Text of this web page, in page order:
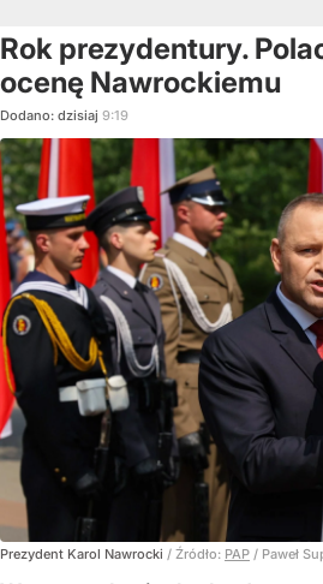
Rok prezydentury.
ocenę Nawrockiemu
Dodano: dzisiaj 9:19
Prezydent Karol Nawrocki / Źródło: PAP / Paweł